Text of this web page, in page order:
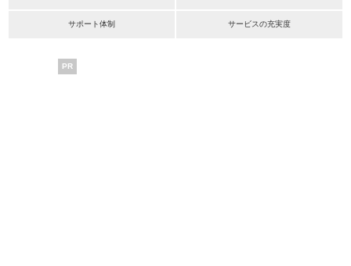
サポート体制 サービスの充実度
PR